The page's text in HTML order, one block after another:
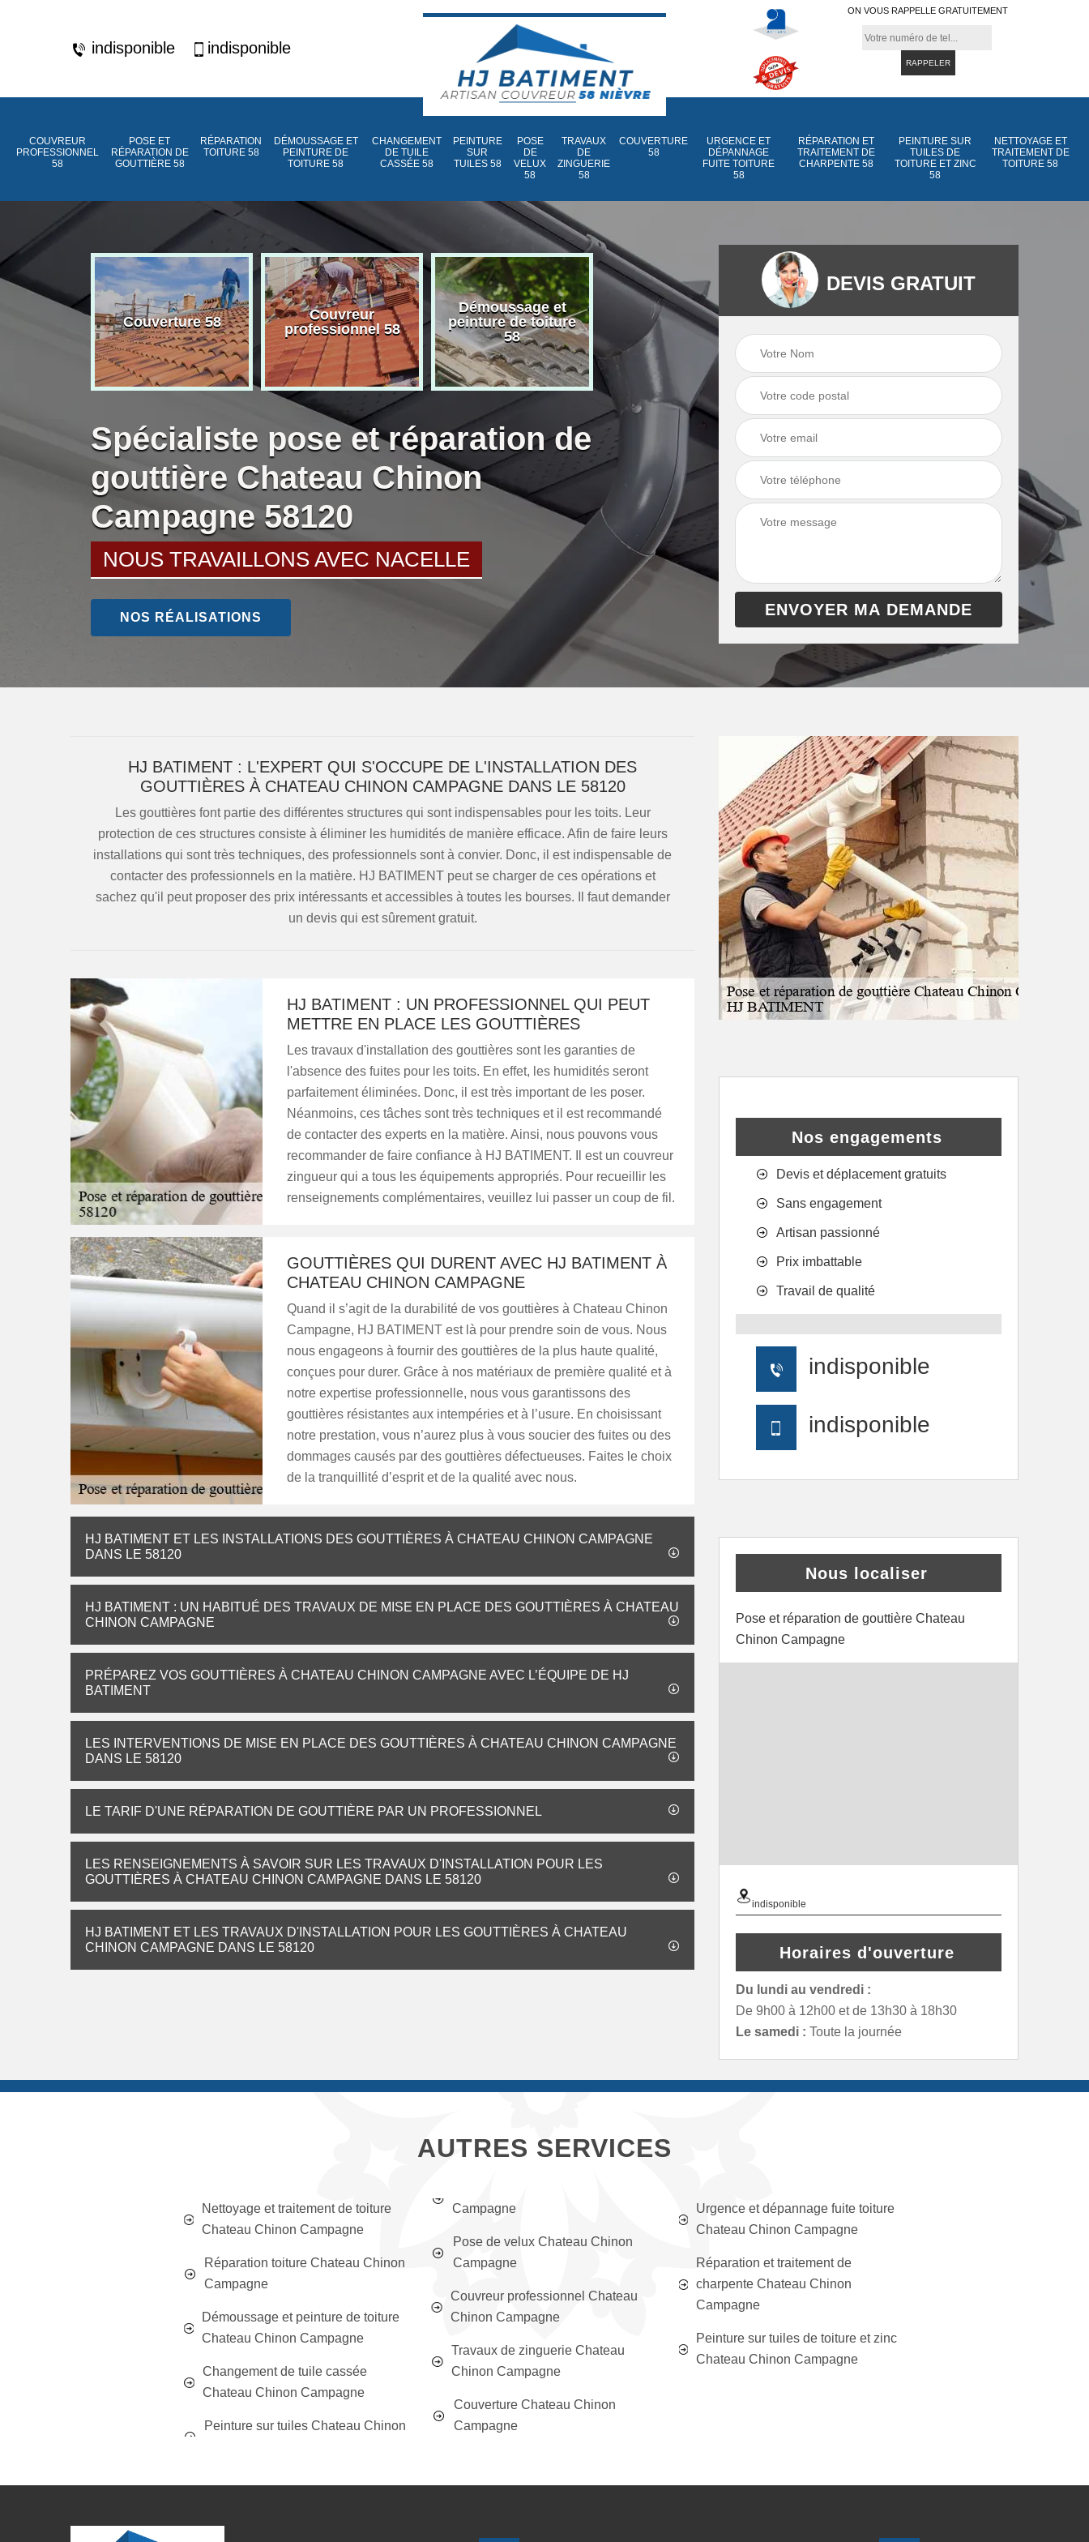
indisponible indisponible
ON VOUS RAPPELLE GRATUITEMENT
COUVREUR
PROFESSIONNEL
58
POSE ET
RÉPARATION DE
GOUTTIÈRE 58
RÉPARATION
TOITURE 58
DÉMOUSSAGE ET
PEINTURE DE
TOITURE 58
CHANGEMENT
DE TUILE
CASSÉE 58
PEINTURE
SUR
TUILES 58
POSE
DE
VELUX
58
TRAVAUX
DE
ZINGUERIE
58
COUVERTURE
58
URGENCE ET
DÉPANNAGE
FUITE TOITURE
58
RÉPARATION ET
TRAITEMENT DE
CHARPENTE 58
PEINTURE SUR
TUILES DE
TOITURE ET ZINC
58
NETTOYAGE ET
TRAITEMENT DE
TOITURE 58
Couverture 58
Couvreur
professionnel 58
Démoussage et
peinture de toiture
58
Nettoyage et
traitement de
toiture 58
Peinture sur tuiles
Peinture sur tuiles
Spécialiste pose et réparation de
gouttière Chateau Chinon
Campagne 58120
NOUS TRAVAILLONS AVEC NACELLE
NOS RÉALISATIONS
DEVIS GRATUIT
HJ BATIMENT : L'EXPERT QUI S'OCCUPE DE L'INSTALLATION DES
GOUTTIÈRES À CHATEAU CHINON CAMPAGNE DANS LE 58120
Les gouttières font partie des différentes structures qui sont indispensables pour les toits. Leur
protection de ces structures consiste à éliminer les humidités de manière efficace. Afin de faire leurs
installations qui sont très techniques, des professionnels sont à convier. Donc, il est indispensable de
contacter des professionnels en la matière. HJ BATIMENT peut se charger de ces opérations et
sachez qu'il peut proposer des prix intéressants et accessibles à toutes les bourses. Il faut demander
un devis qui est sûrement gratuit.
HJ BATIMENT : UN PROFESSIONNEL QUI PEUT
METTRE EN PLACE LES GOUTTIÈRES
Les travaux d'installation des gouttières sont les garanties de
l'absence des fuites pour les toits. En effet, les humidités seront
parfaitement éliminées. Donc, il est très important de les poser.
Néanmoins, ces tâches sont très techniques et il est recommandé
de contacter des experts en la matière. Ainsi, nous pouvons vous
recommander de faire confiance à HJ BATIMENT. Il est un couvreur
zingueur qui a tous les équipements appropriés. Pour recueillir les
renseignements complémentaires, veuillez lui passer un coup de fil.
GOUTTIÈRES QUI DURENT AVEC HJ BATIMENT À
CHATEAU CHINON CAMPAGNE
Quand il s’agit de la durabilité de vos gouttières à Chateau Chinon
Campagne, HJ BATIMENT est là pour prendre soin de vous. Nous
nous engageons à fournir des gouttières de la plus haute qualité,
conçues pour durer. Grâce à nos matériaux de première qualité et à
notre expertise professionnelle, nous vous garantissons des
gouttières résistantes aux intempéries et à l’usure. En choisissant
notre prestation, vous n’aurez plus à vous soucier des fuites ou des
dommages causés par des gouttières défectueuses. Faites le choix
de la tranquillité d’esprit et de la qualité avec nous.
HJ BATIMENT ET LES INSTALLATIONS DES GOUTTIÈRES À CHATEAU CHINON CAMPAGNE
DANS LE 58120
HJ BATIMENT : UN HABITUÉ DES TRAVAUX DE MISE EN PLACE DES GOUTTIÈRES À CHATEAU
CHINON CAMPAGNE
PRÉPAREZ VOS GOUTTIÈRES À CHATEAU CHINON CAMPAGNE AVEC L’ÉQUIPE DE HJ
BATIMENT
LES INTERVENTIONS DE MISE EN PLACE DES GOUTTIÈRES À CHATEAU CHINON CAMPAGNE
DANS LE 58120
LE TARIF D'UNE RÉPARATION DE GOUTTIÈRE PAR UN PROFESSIONNEL
LES RENSEIGNEMENTS À SAVOIR SUR LES TRAVAUX D'INSTALLATION POUR LES
GOUTTIÈRES À CHATEAU CHINON CAMPAGNE DANS LE 58120
HJ BATIMENT ET LES TRAVAUX D'INSTALLATION POUR LES GOUTTIÈRES À CHATEAU
CHINON CAMPAGNE DANS LE 58120
Nos engagements
Devis et déplacement gratuits
Sans engagement
Artisan passionné
Prix imbattable
Travail de qualité
indisponible
indisponible
Nous localiser
Pose et réparation de gouttière Chateau
Chinon Campagne
indisponible
Horaires d'ouverture
Du lundi au vendredi :
De 9h00 à 12h00 et de 13h30 à 18h30
Le samedi : Toute la journée
AUTRES SERVICES
Nettoyage et traitement de toiture
Chateau Chinon Campagne
Réparation toiture Chateau Chinon
Campagne
Démoussage et peinture de toiture
Chateau Chinon Campagne
Changement de tuile cassée
Chateau Chinon Campagne
Peinture sur tuiles Chateau Chinon
Campagne
Pose de velux Chateau Chinon
Campagne
Couvreur professionnel Chateau
Chinon Campagne
Travaux de zinguerie Chateau
Chinon Campagne
Couverture Chateau Chinon
Campagne
Urgence et dépannage fuite toiture
Chateau Chinon Campagne
Réparation et traitement de
charpente Chateau Chinon
Campagne
Peinture sur tuiles de toiture et zinc
Chateau Chinon Campagne